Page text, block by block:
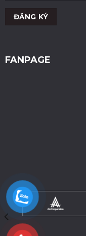
FANPAGE